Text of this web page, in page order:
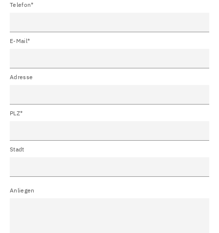
Telefon*
E-Mail*
Adresse
PLZ*
Stadt
Anliegen